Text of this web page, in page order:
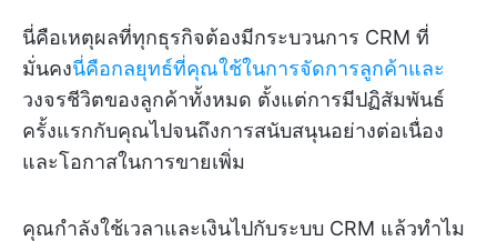
นี่คือเหตุผลที่ทุกธุรกิจต้องมีกระบวนการ CRM ที่
มั่นคงนี่คือกลยุทธ์ที่คุณใช้ในการจัดการลูกค้าและ
วงจรชีวิตของลูกค้าทั้งหมด ตั้งแต่การมีปฏิสัมพันธ์
ครั้งแรกกับคุณไปจนถึงการสนับสนุนอย่างต่อเนื่อง
และโอกาสในการขายเพิ่ม
คุณกำลังใช้เวลาและเงินไปกับระบบ CRM แล้วทำไม